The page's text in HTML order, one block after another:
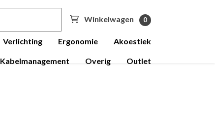
Winkelwagen 0
Verlichting Ergonomie Akoestiek
Kabelmanagement Overig Outlet